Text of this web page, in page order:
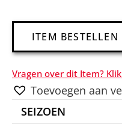
ITEM BESTELLEN
Vragen over dit Item?
Toevoegen aan
SEIZOEN